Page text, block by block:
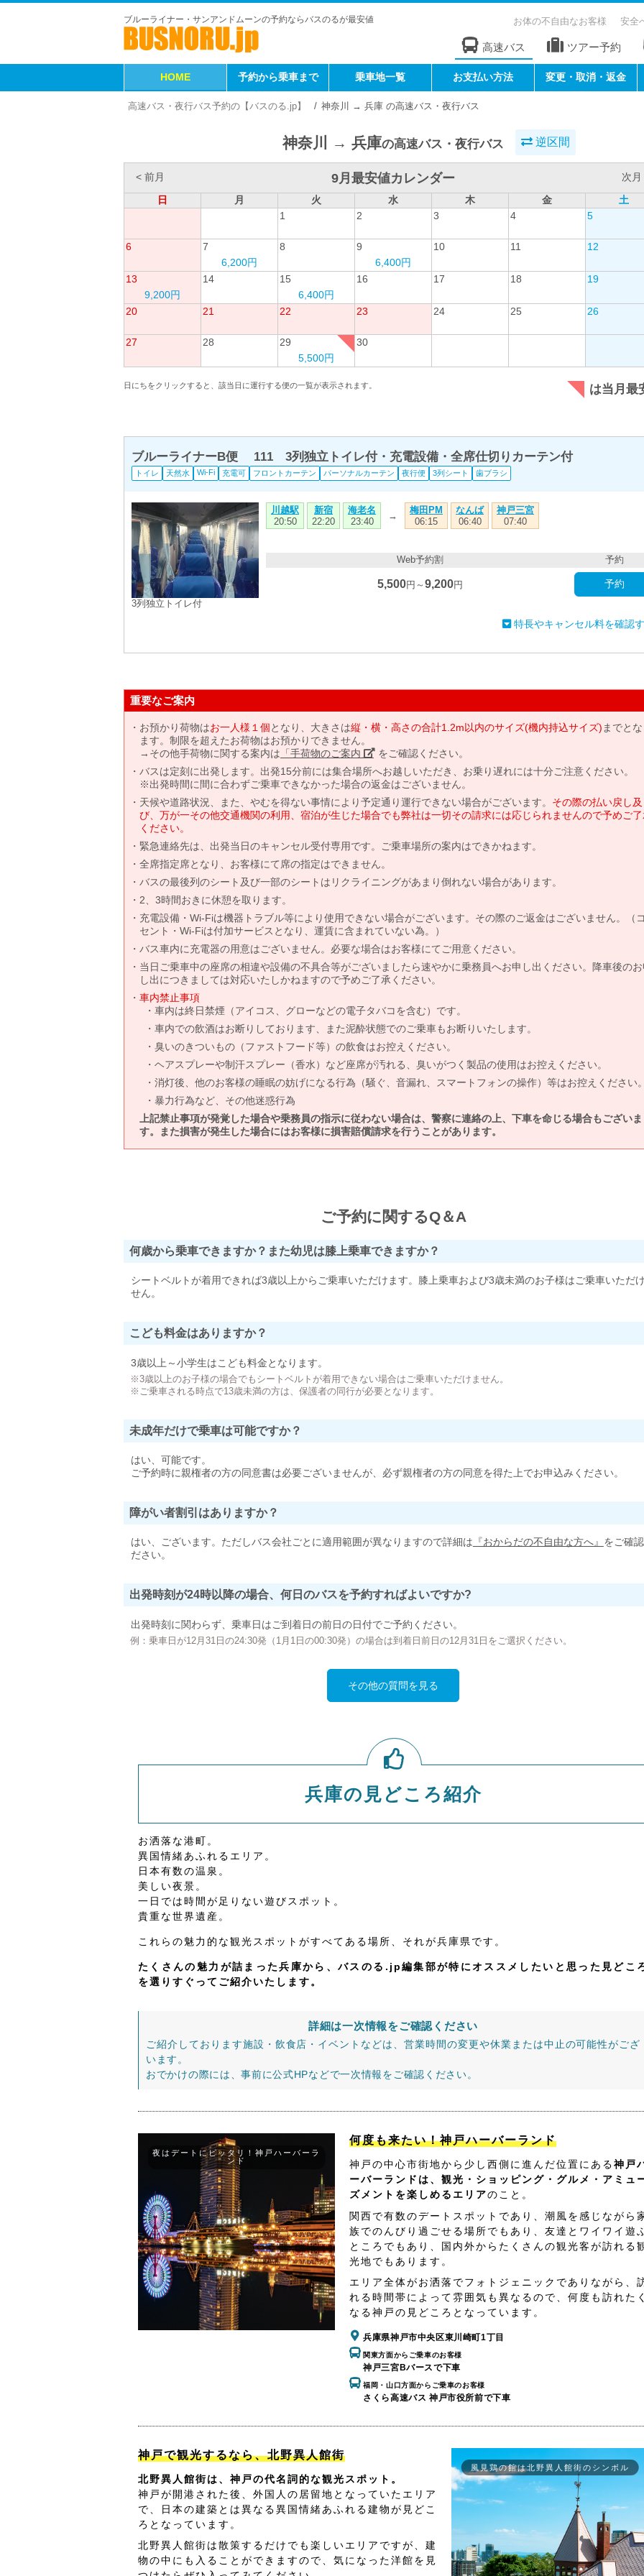
ブルーライナー・サンアンドムーンの予約ならバスのるが最安値 お体の不自由なお客様 安全
高速バス ツアー予約
HOME 予約から乗車まで 乗車地一覧 お支払い方法 変更・取消・返金
高速バス・夜行バス予約の【バスのる.jp】 神奈川 → 兵庫 の高速バス・夜行バス
神奈川 → 兵庫の高速バス・夜行バス 逆区間
< 前月 9月最安値カレンダー
次月
日
月 火 水 木 金
土
1
2 3 4 5
6
7
6,200円
8
9
6,400円
10 11 12
13
9,200円
14
15
6,400円
16 17 18 19
20 21 22 23 24 25 26
27 28
29
5,500円
30
日にちをクリックすると、該当日に運行する便の一覧が表示されます。 は当月最
ブルーライナーB便 111 3列独立トイレ付・充電設備・全席仕切りカーテン付
トイレ 天然水 Wi-Fi 充電可 フロントカーテン パーソナルカーテン 夜行便 3列シート 歯ブラシ
3列独立トイレ付
川越駅
20:50
新宿
22:20
海老名
23:40
→
梅田PM
06:15
なんば
06:40
神戸三宮
07:40
Web予約割
5,500円～ 9,200円
予約
予約
特長やキャンセル料を確認
重要なご案内
お預かり荷物はお一人様１個となり、大きさは縦・横・高さの合計1.2m以内のサイズ(機内持込サイズ)までと
ます。制限を超えたお荷物はお預かりできません。
→その他手荷物に関する案内は 「手荷物のご案内」 をご確認ください。
バスは定刻に出発します。出発15分前には集合場所へお越しいただき、お乗り遅れには十分ご注意ください。
※出発時間に間に合わずご乗車できなかった場合の返金はございません。
天候や道路状況、また、やむを得ない事情により予定通り運行できない場合がございます。 その際の払い戻し及
び、万が一その他交通機関の利用、宿泊が生じた場合でも弊社は一切その請求には応じられませんので予めご
ください。
緊急連絡先は、出発当日のキャンセル受付専用です。ご乗車場所の案内はできかねます。
全席指定席となり、お客様にて席の指定はできません。
バスの最後列のシート及び一部のシートはリクライニングがあまり倒れない場合があります。
2、3時間おきに休憩を取ります。
充電設備・Wi-Fiは機器トラブル等により使用できない場合がございます。その際のご返金はございません。（
セント・Wi-Fiは付加サービスとなり、運賃に含まれていない為。）
バス車内に充電器の用意はございません。必要な場合はお客様にてご用意ください。
当日ご乗車中の座席の相違や設備の不具合等がございましたら速やかに乗務員へお申し出ください。降車後の
し出につきましては対応いたしかねますので予めご了承ください。
車内禁止事項
車内は終日禁煙（アイコス、グローなどの電子タバコを含む）です。
車内での飲酒はお断りしております、また泥酔状態でのご乗車もお断りいたします。
臭いのきついもの（ファストフード等）の飲食はお控えください。
ヘアスプレーや制汗スプレー（香水）など座席が汚れる、臭いがつく製品の使用はお控えください。
消灯後、他のお客様の睡眠の妨げになる行為（騒ぐ、音漏れ、スマートフォンの操作）等はお控えください
暴力行為など、その他迷惑行為
上記禁止事項が発覚した場合や乗務員の指示に従わない場合は、警察に連絡の上、下車を命じる場合もございま
す。また損害が発生した場合にはお客様に損害賠償請求を行うことがあります。
ご予約に関するQ＆A
何歳から乗車できますか？また幼児は膝上乗車できますか？
シートベルトが着用できれば3歳以上からご乗車いただけます。膝上乗車および3歳未満のお子様はご乗車いただ
せん。
こども料金はありますか？
3歳以上～小学生はこども料金となります。
※3歳以上のお子様の場合でもシートベルトが着用できない場合はご乗車いただけません。
※ご乗車される時点で13歳未満の方は、保護者の同行が必要となります。
未成年だけで乗車は可能ですか？
はい、可能です。
ご予約時に親権者の方の同意書は必要ございませんが、必ず親権者の方の同意を得た上でお申込みください。
障がい者割引はありますか？
はい、ございます。ただしバス会社ごとに適用範囲が異なりますので詳細は 『おからだの不自由な方へ』 をご確
ださい。
出発時刻が24時以降の場合、何日のバスを予約すればよいですか?
出発時刻に関わらず、乗車日はご到着日の前日の日付でご予約ください。
例：乗車日が12月31日の24:30発（1月1日の00:30発）の場合は到着日前日の12月31日をご選択ください。
その他の質問を見る
兵庫の見どころ紹介
お洒落な港町。
異国情緒あふれるエリア。
日本有数の温泉。
美しい夜景。
一日では時間が足りない遊びスポット。
貴重な世界遺産。
これらの魅力的な観光スポットがすべてある場所、それが兵庫県です。
たくさんの魅力が詰まった兵庫から、バスのる.jp編集部が特にオススメしたいと思った見どこ
を選りすぐってご紹介いたします。
詳細は一次情報をご確認ください
ご紹介しております施設・飲食店・イベントなどは、営業時間の変更や休業または中止の可能性がござ
います。
おでかけの際には、事前に公式HPなどで一次情報をご確認ください。
夜はデートにピッタリ！神戸ハーバーラ
ンド
何度も来たい！神戸ハーバーランド
神戸の中心市街地から少し西側に進んだ位置にある神戸
ーバーランドは、観光・ショッピング・グルメ・アミュ
ズメントを楽しめるエリアのこと。
関西で有数のデートスポットであり、潮風を感じながら
族でのんびり過ごせる場所でもあり、友達とワイワイ遊
ところでもあり、国内外からたくさんの観光客が訪れる
光地でもあります。
エリア全体がお洒落でフォトジェニックでありながら、
れる時間帯によって雰囲気も異なるので、何度も訪れた
なる神戸の見どころとなっています。
兵庫県神戸市中央区東川崎町1丁目
関東方面からご乗車のお客様
神戸三宮Bバースで下車
福岡・山口方面からご乗車のお客様
さくら高速バス 神戸市役所前で下車
神戸で観光するなら、北野異人館街
北野異人館街は、神戸の代名詞的な観光スポット。
神戸が開港された後、外国人の居留地となっていたエリア
で、日本の建築とは異なる異国情緒あふれる建物が見どこ
ろとなっています。
北野異人館街は散策するだけでも楽しいエリアですが、建
物の中にも入ることができますので、気になった洋館を見
風見鶏の館は北野異人館街のシンボル